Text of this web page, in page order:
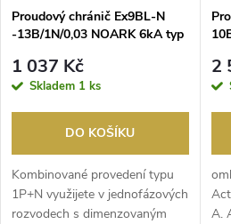
Proudový chránič Ex9BL-N
-13B/1N/0,03 NOARK 6kA typ
1 037 Kč
Skladem 1 ks
DO KOŠÍKU
Kombinované provedení typu
1P+N využijete v ​jednofázových
rozvodech s ​dimenzovaným
2
A.